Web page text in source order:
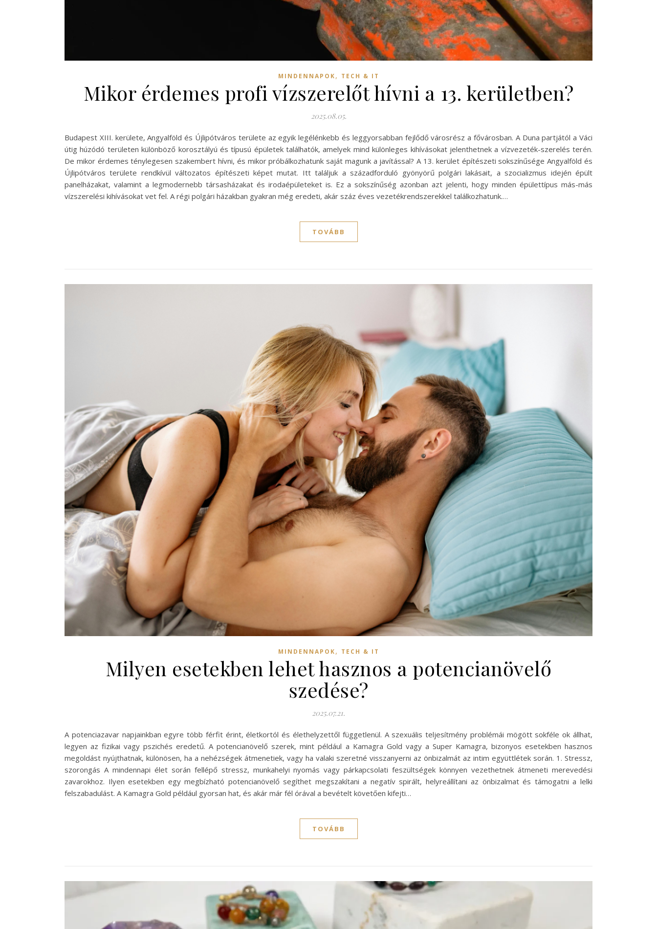
MINDENNAPOK, TECH & IT
Mikor érdemes profi vízszerelőt hívni a 13. kerületben?
2025.08.05.
Budapest XIII. kerülete, Angyalföld és Újlipótváros területe az egyik legélénkebb és leggyorsabban fejlődő városrész a fővárosban. A Duna partjától a Váci
útig húzódó területen különböző korosztályú és típusú épületek találhatók, amelyek mind különleges kihívásokat jelenthetnek a vízvezeték-szerelés terén.
De mikor érdemes ténylegesen szakembert hívni, és mikor próbálkozhatunk saját magunk a javítással? A 13. kerület építészeti sokszínűsége Angyalföld és
Újlipótváros területe rendkívül változatos építészeti képet mutat. Itt találjuk a századforduló gyönyörű polgári lakásait, a szocializmus idején épült
panelházakat, valamint a legmodernebb társasházakat és irodaépületeket is. Ez a sokszínűség azonban azt jelenti, hogy minden épülettípus más-más
vízszerelési kihívásokat vet fel. A régi polgári házakban gyakran még eredeti, akár száz éves vezetékrendszerekkel találkozhatunk.…
TOVÁBB
MINDENNAPOK, TECH & IT
Milyen esetekben lehet hasznos a potencianövelő
szedése?
2025.07.21.
A potenciazavar napjainkban egyre több férfit érint, életkortól és élethelyzettől függetlenül. A szexuális teljesítmény problémái mögött sokféle ok állhat,
legyen az fizikai vagy pszichés eredetű. A potencianövelő szerek, mint például a Kamagra Gold vagy a Super Kamagra, bizonyos esetekben hasznos
megoldást nyújthatnak, különösen, ha a nehézségek átmenetiek, vagy ha valaki szeretné visszanyerni az önbizalmát az intim együttlétek során. 1. Stressz,
szorongás A mindennapi élet során fellépő stressz, munkahelyi nyomás vagy párkapcsolati feszültségek könnyen vezethetnek átmeneti merevedési
zavarokhoz. Ilyen esetekben egy megbízható potencianövelő segíthet megszakítani a negatív spirált, helyreállítani az önbizalmat és támogatni a lelki
felszabadulást. A Kamagra Gold például gyorsan hat, és akár már fél órával a bevételt követően kifejti…
TOVÁBB